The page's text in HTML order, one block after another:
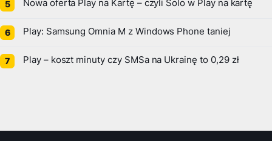
Nowa oferta Play na Kartę – czyli Solo w Play na kartę
Play: Samsung Omnia M z Windows Phone taniej
Play – koszt minuty czy SMSa na Ukrainę to 0,29 zł